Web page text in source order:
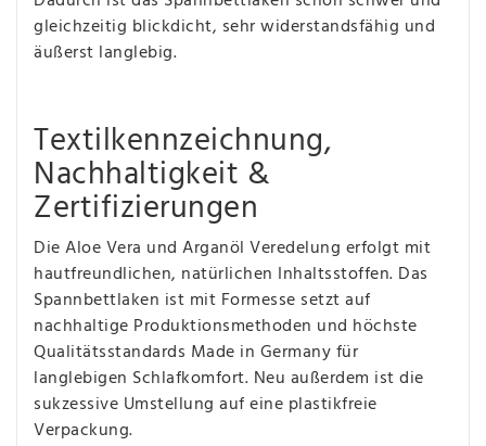
gleichzeitig blickdicht, sehr widerstandsfähig und
äußerst langlebig.
Textilkennzeichnung,
Nachhaltigkeit &
Zertifizierungen
Die Aloe Vera und Arganöl Veredelung erfolgt mit
hautfreundlichen, natürlichen Inhaltsstoffen. Das
Spannbettlaken ist mit Formesse setzt auf
nachhaltige Produktionsmethoden und höchste
Qualitätsstandards Made in Germany für
langlebigen Schlafkomfort. Neu außerdem ist die
sukzessive Umstellung auf eine plastikfreie
Verpackung.